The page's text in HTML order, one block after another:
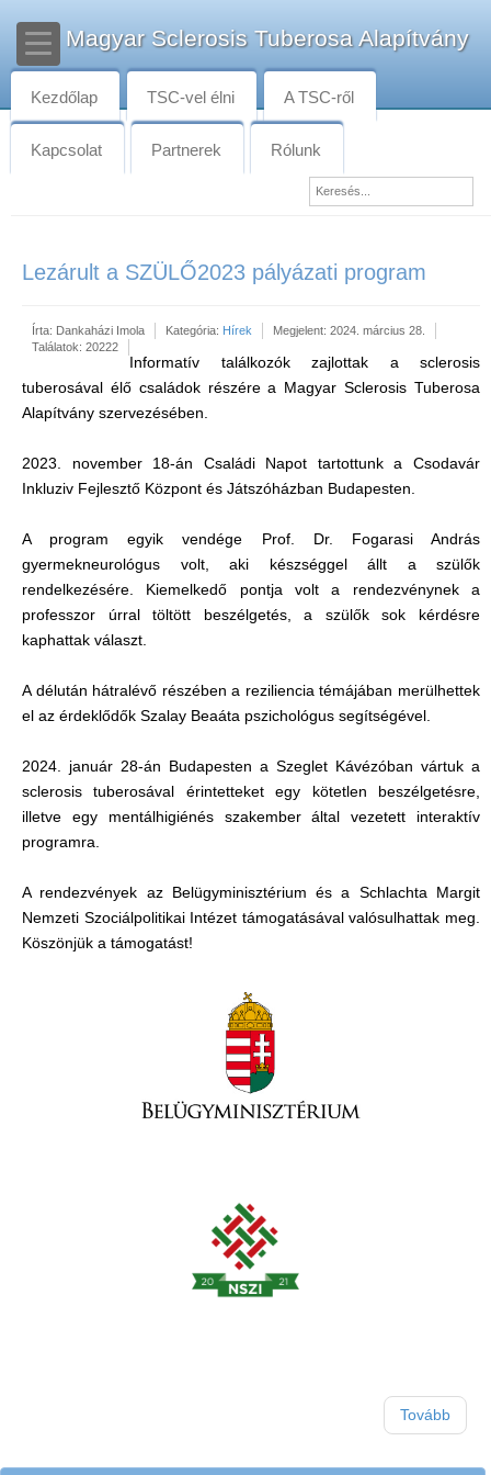
Magyar Sclerosis Tuberosa Alapítvány
Kezdőlap TSC-vel élni A TSC-ről
Kapcsolat Partnerek Rólunk
Lezárult a SZÜLŐ2023 pályázati program
Írta: Dankaházi Imola Kategória: Hírek
Megjelent: 2024. március 28.
Találatok: 20222
Informatív találkozók zajlottak a sclerosis
tuberosával élő családok részére a Magyar Sclerosis Tuberosa
Alapítvány szervezésében.
2023. november 18-án Családi Napot tartottunk a Csodavár
Inkluziv Fejlesztő Központ és Játszóházban Budapesten.
A program egyik vendége Prof. Dr. Fogarasi András
gyermekneurológus volt, aki készséggel állt a szülők
rendelkezésére. Kiemelkedő pontja volt a rendezvénynek a
professzor úrral töltött beszélgetés, a szülők sok kérdésre
kaphattak választ.
A délután hátralévő részében a reziliencia témájában merülhettek
el az érdeklődők Szalay Beaáta pszichológus segítségével.
2024. január 28-án Budapesten a Szeglet Kávézóban vártuk a
sclerosis tuberosával érintetteket egy kötetlen beszélgetésre,
illetve egy mentálhigiénés szakember által vezetett interaktív
programra.
A rendezvények az Belügyminisztérium és a Schlachta Margit
Nemzeti Szociálpolitikai Intézet támogatásával valósulhattak meg.
Köszönjük a támogatást!
Tovább